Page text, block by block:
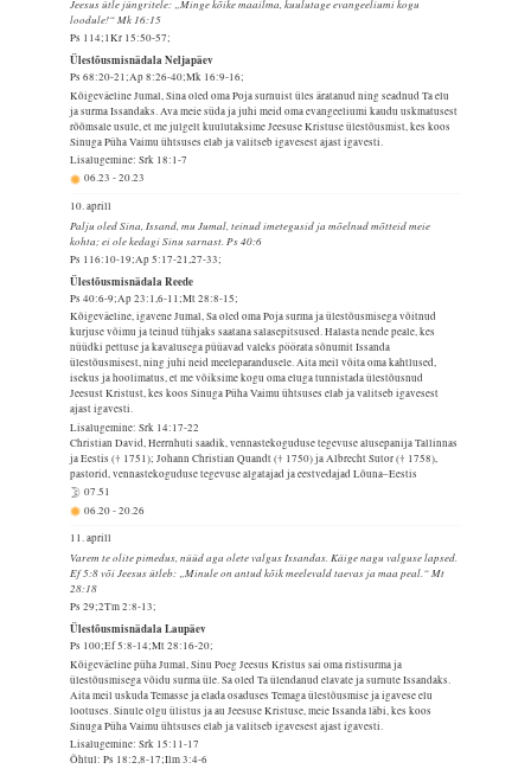
Jeesus ütle jüngritele: „Minge kõike maailma, kuulutage evangeeliumi kogu
loodule!“ Mk 16:15
Ps 114;1Kr 15:50-57;
Ülestõusmisnädala Neljapäev
Ps 68:20-21;Ap 8:26-40;Mk 16:9-16;
Kõigeväeline Jumal, Sina oled oma Poja surnuist üles äratanud ning seadnud Ta elu
ja surma Issandaks. Ava meie süda ja juhi meid oma evangeeliumi kaudu uskmatusest
rõõmsale usule, et me julgelt kuulutaksime Jeesuse Kristuse ülestõusmist, kes koos
Sinuga Püha Vaimu ühtsuses elab ja valitseb igavesest ajast igavesti.
Lisalugemine: Srk 18:1-7
06.23-20.23
10. aprill
Palju oled Sina, Issand, mu Jumal, teinud imetegusid ja mõelnud mõtteid meie
kohta; ei ole kedagi Sinu sarnast. Ps 40:6
Ps 116:10-19;Ap 5:17-21,27-33;
Ülestõusmisnädala Reede
Ps 40:6-9;Ap 23:1,6-11;Mt 28:8-15;
Kõigeväeline, igavene Jumal, Sa oled oma Poja surma ja ülestõusmisega võitnud
kurjuse võimu ja teinud tühjaks saatana salasepitsused. Halasta nende peale, kes
nüüdki pettuse ja kavalusega püüavad valeks pöörata sõnumit Issanda
ülestõusmisest, ning juhi neid meeleparandusele. Aita meil võita oma kahtlused,
isekus ja hoolimatus, et me võiksime kogu oma eluga tunnistada ülestõusnud
Jeesust Kristust, kes koos Sinuga Püha Vaimu ühtsuses elab ja valitseb igavesest
ajast igavesti.
Lisalugemine: Srk 14:17-22
Christian David, Herrnhuti saadik, vennastekoguduse tegevuse alusepanija Tallinnas
ja Eestis († 1751); Johann Christian Quandt († 1750) ja Albrecht Sutor († 1758),
pastorid, vennastekoguduse tegevuse algatajad ja eestvedajad Lõuna–Eestis
07.51
06.20-20.26
11. aprill
Varem te olite pimedus, nüüd aga olete valgus Issandas. Käige nagu valguse lapsed.
Ef 5:8 või Jeesus ütleb: „Minule on antud kõik meelevald taevas ja maa peal.“ Mt
28:18
Ps 29;2Tm 2:8-13;
Ülestõusmisnädala Laupäev
Ps 100;Ef 5:8-14;Mt 28:16-20;
Kõigeväeline püha Jumal, Sinu Poeg Jeesus Kristus sai oma ristisurma ja
ülestõusmisega võidu surma üle. Sa oled Ta ülendanud elavate ja surnute Issandaks.
Aita meil uskuda Temasse ja elada osaduses Temaga ülestõusmise ja igavese elu
lootuses. Sinule olgu ülistus ja au Jeesuse Kristuse, meie Issanda läbi, kes koos
Sinuga Püha Vaimu ühtsuses elab ja valitseb igavesest ajast igavesti.
Lisalugemine: Srk 15:11-17
Õhtul: Ps 18:2,8-17;Ilm 3:4-6